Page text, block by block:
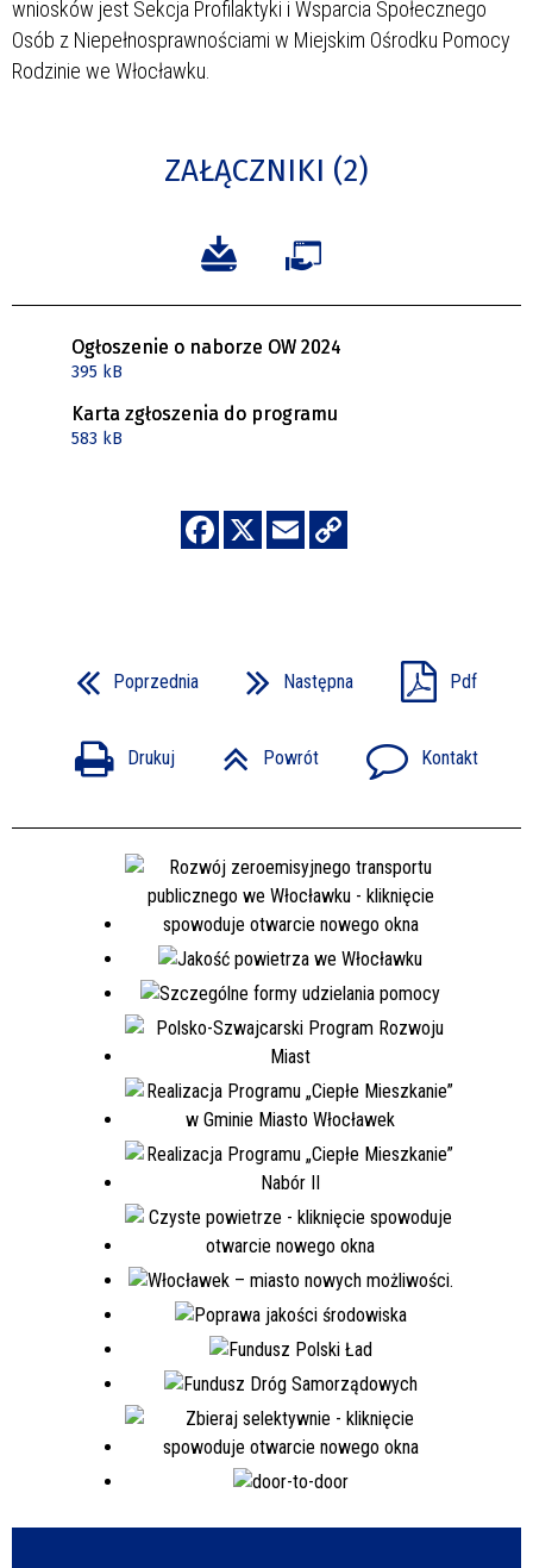
wniosków jest Sekcja Profilaktyki i Wsparcia Społecznego
Osób z Niepełnosprawnościami w Miejskim Ośrodku Pomocy
Rodzinie we Włocławku.
ZAŁĄCZNIKI (2)
Ogłoszenie o naborze OW 2024
395 kB
Karta zgłoszenia do programu
583 kB
Poprzednia Następna Pdf
Drukuj Powrót Kontakt